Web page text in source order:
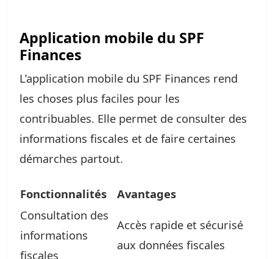
Application mobile du SPF
Finances
L’application mobile du SPF Finances rend
les choses plus faciles pour les
contribuables. Elle permet de consulter des
informations fiscales et de faire certaines
démarches partout.
Fonctionnalités
Avantages
Consultation des
informations
fiscales
Accès rapide et sécurisé
aux données fiscales